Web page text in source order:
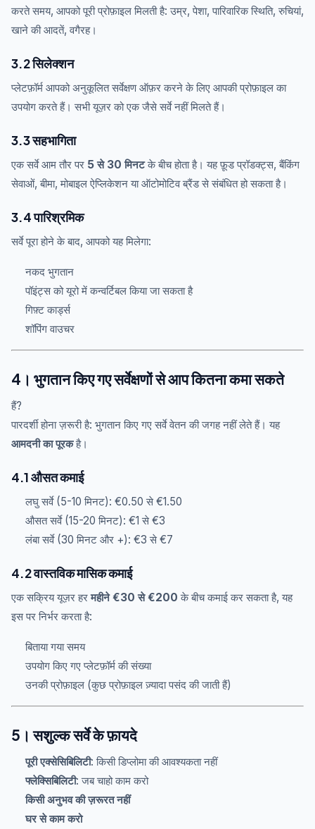
करते समय, आपको पूरी प्रोफ़ाइल मिलती है: उम्र, पेशा, पारिवारिक स्थिति, रुचियां,
खाने की आदतें, वगैरह।
3.2 सिलेक्शन
प्लेटफ़ॉर्म आपको अनुकूलित सर्वेक्षण ऑफ़र करने के लिए आपकी प्रोफ़ाइल का
उपयोग करते हैं। सभी यूज़र को एक जैसे सर्वे नहीं मिलते हैं।
3.3 सहभागिता
एक सर्वे आम तौर पर 5 से 30 मिनटके बीच होता है। यह फ़ूड प्रॉडक्ट्स, बैंकिंग
सेवाओं, बीमा, मोबाइल ऐप्लिकेशन या ऑटोमोटिव ब्रैंड से संबंधित हो सकता है।
3.4 पारिश्रमिक
सर्वे पूरा होने के बाद, आपको यह मिलेगा:
नकद भुगतान
पॉइंट्स को यूरो में कन्वर्टिबल किया जा सकता है
गिफ़्ट कार्ड्स
शॉपिंग वाउचर
4। भुगतान किए गए सर्वेक्षणों से आप कितना कमा सकते
हैं?
पारदर्शी होना ज़रूरी है: भुगतान किए गए सर्वे वेतन की जगह नहीं लेते हैं। यह
आमदनी का पूरकहै।
4.1 औसत कमाई
लघु सर्वे (5-10 मिनट): €0.50 से €1.50
औसत सर्वे (15-20 मिनट): €1 से €3
लंबा सर्वे (30 मिनट और +): €3 से €7
4.2 वास्तविक मासिक कमाई
एक सक्रिय यूज़र हरमहीने €30 से €200 के बीच कमाई कर सकता है, यह
इस पर निर्भर करता है:
बिताया गया समय
उपयोग किए गए प्लेटफ़ॉर्म की संख्या
उनकी प्रोफ़ाइल (कुछ प्रोफ़ाइल ज़्यादा पसंद की जाती हैं)
5। सशुल्क सर्वे के फ़ायदे
पूरी एक्सेसिबिलिटी: किसी डिप्लोमा की आवश्यकता नहीं
फ्लेक्सिबिलिटी: जब चाहो काम करो
किसी अनुभव की ज़रूरत नहीं
घर से काम करो